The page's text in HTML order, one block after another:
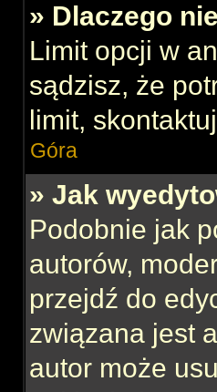
» Dlaczego
Limit opcji w
sądzisz, że
limit,
Góra
» Jak
Podobnie jak
autorów,
przejdź do
związana jest
autor może